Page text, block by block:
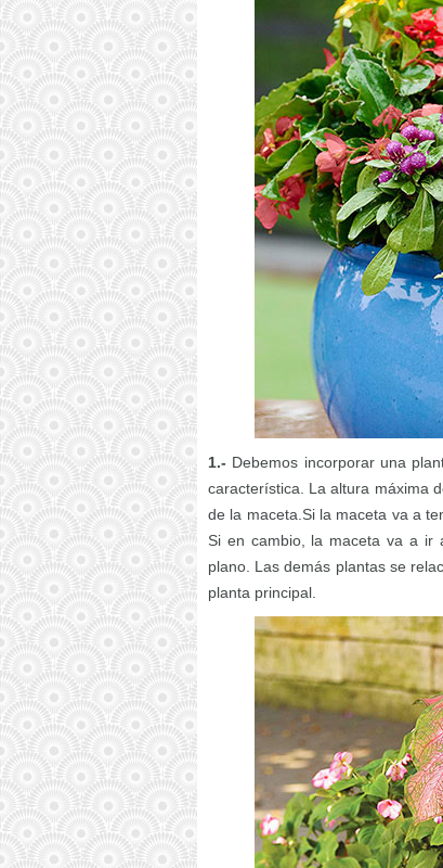
1.- Debemos incorporar una
característica. La altura máxima
de la maceta.Si la maceta va a
Si en cambio, la maceta va a ir
plano. Las demás plantas se
planta principal.